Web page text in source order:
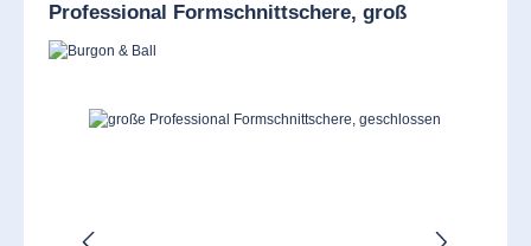
Professional Formschnittschere, groß
Bildergalerie überspringen